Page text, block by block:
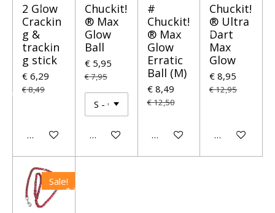
2 Glow
Crackin
g &
trackin
g stick
€ 6,29
€ 8,49
In winkelwagen
Chuckit!
® Max
Glow
Ball
€ 5,95
€ 7,95
In winkelwagen
#
Chuckit!
® Max
Glow
Erratic
Ball (M)
€ 8,49
€ 12,50
In winkelwagen
Chuckit!
® Ultra
Dart
Max
Glow
€ 8,95
€ 12,95
Houd mij op
Sale!